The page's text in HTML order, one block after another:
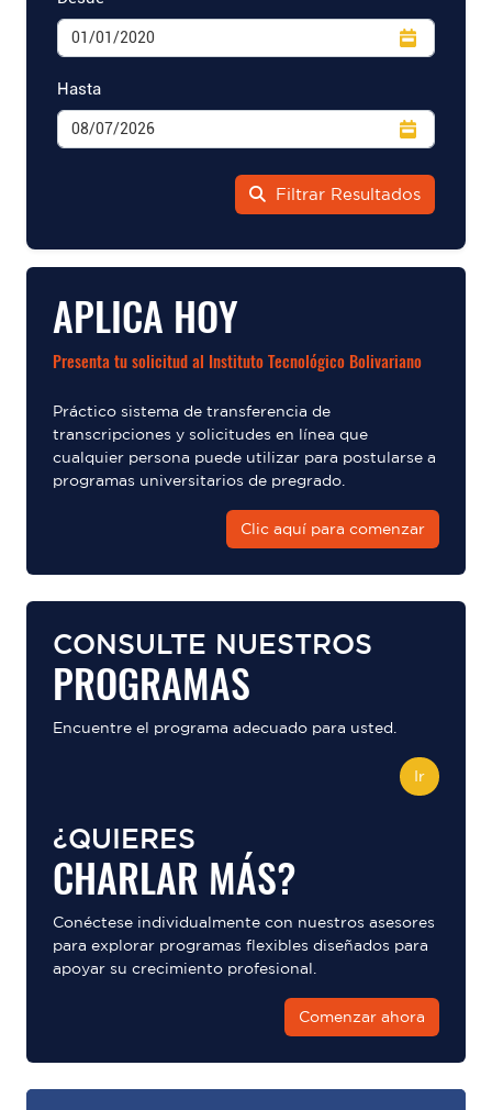
Hasta
Filtrar Resultados
APLICA HOY
Presenta tu solicitud al Instituto Tecnológico Bolivariano
Práctico sistema de transferencia de
transcripciones y solicitudes en línea que
cualquier persona puede utilizar para postularse a
programas universitarios de pregrado.
Clic aquí para comenzar
CONSULTE NUESTROS
PROGRAMAS
Encuentre el programa adecuado para usted.
Ir
¿QUIERES
CHARLAR MÁS?
Conéctese individualmente con nuestros asesores
para explorar programas flexibles diseñados para
apoyar su crecimiento profesional.
Comenzar ahora